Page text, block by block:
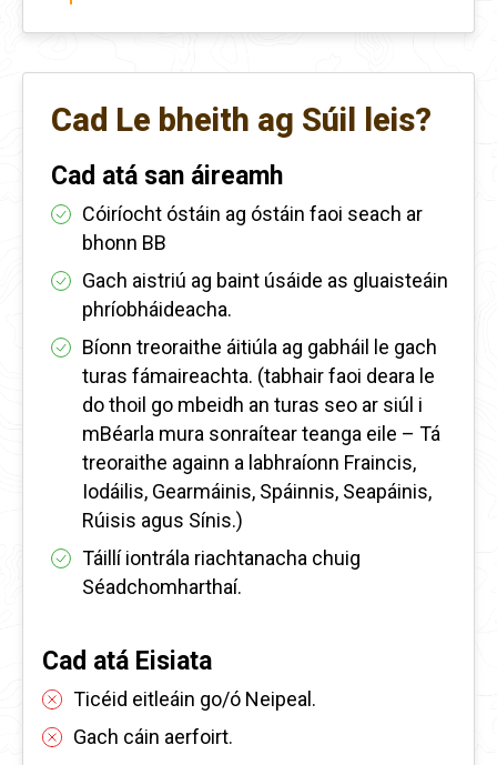
Cad Le bheith ag Súil leis?
Cad atá san áireamh
Cóiríocht óstáin ag óstáin faoi seach ar
bhonn BB
Gach aistriú ag baint úsáide as gluaisteáin
phríobháideacha.
Bíonn treoraithe áitiúla ag gabháil le gach
turas fámaireachta. (tabhair faoi deara le
do thoil go mbeidh an turas seo ar siúl i
mBéarla mura sonraítear teanga eile – Tá
treoraithe againn a labhraíonn Fraincis,
Iodáilis, Gearmáinis, Spáinnis, Seapáinis,
Rúisis agus Sínis.)
Táillí iontrála riachtanacha chuig
Séadchomharthaí.
Cad atá Eisiata
Ticéid eitleáin go/ó Neipeal.
Gach cáin aerfoirt.